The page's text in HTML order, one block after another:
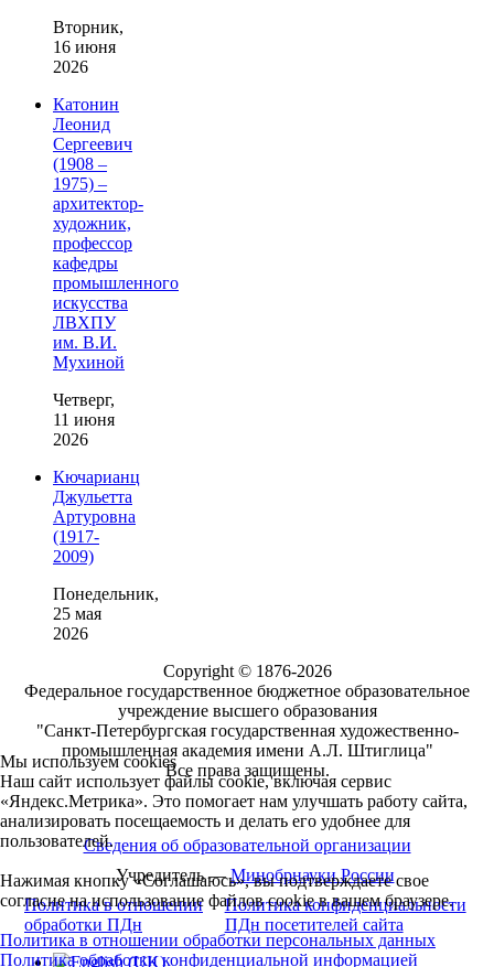
Вторник,
16 июня
2026
Катонин
Леонид
Сергеевич
(1908 –
1975) –
архитектор-
художник,
профессор
кафедры
промышленного
искусства
ЛВХПУ
им. В.И.
Мухиной
Четверг,
11 июня
2026
Кючарианц
Джульетта
Артуровна
(1917-
2009)
Понедельник,
25 мая
2026
Copyright © 1876-2026
Федеральное государственное бюджетное образовательное
учреждение высшего образования
"Санкт-Петербургская государственная художественно-
промышленная академия имени А.Л. Штиглица"
Все права защищены.
Сведения об образовательной организации
Учредитель —Минобрнауки России
Политика в отношении
обработки ПДн
Политика конфиденциальности
ПДн посетителей сайта
Мы используем cookies
Наш сайт использует файлы cookie, включая сервис
«Яндекс.Метрика». Это помогает нам улучшать работу сайта,
анализировать посещаемость и делать его удобнее для
пользователей.
Нажимая кнопку «Соглашаюсь», вы подтверждаете свое
согласие на использование файлов cookie в вашем браузере.
Политика в отношении обработки персональных данных
Политика обработки конфиденциальной информацией